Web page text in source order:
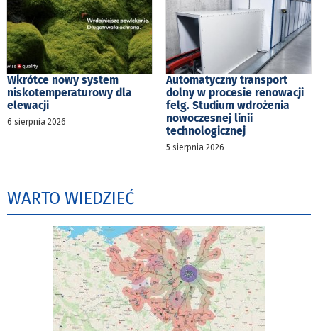
Wkrótce nowy system
niskotemperaturowy dla
elewacji
6 sierpnia 2026
Automatyczny transport
dolny w procesie renowacji
felg. Studium wdrożenia
nowoczesnej linii
technologicznej
5 sierpnia 2026
WARTO WIEDZIEĆ